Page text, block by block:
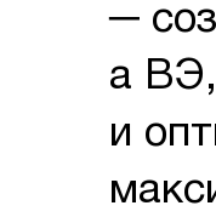
─
а ВЭ,
и